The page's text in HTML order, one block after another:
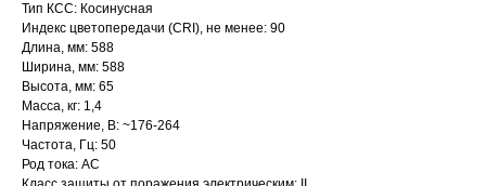
Тип КСС: Косинусная
Индекс цветопередачи (CRI), не менее: 90
Длина, мм: 588
Ширина, мм: 588
Высота, мм: 65
Масса, кг: 1,4
Напряжение, В: ~176-264
Частота, Гц: 50
Род тока: AC